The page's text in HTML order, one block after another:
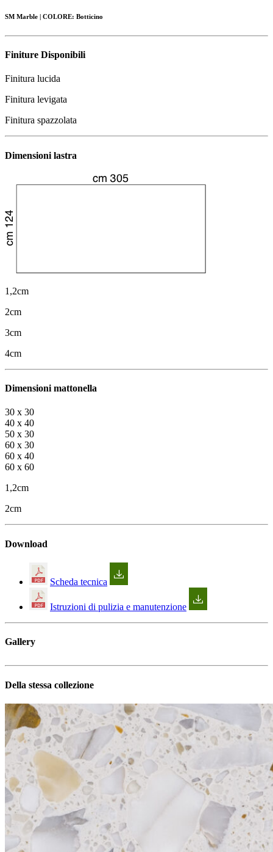
SM Marble | COLORE: Botticino
Finiture Disponibili
Finitura lucida
Finitura levigata
Finitura spazzolata
Dimensioni lastra
1,2cm
2cm
3cm
4cm
Dimensioni mattonella
30 x 30
40 x 40
50 x 30
60 x 30
60 x 40
60 x 60
1,2cm
2cm
Download
Scheda tecnica
Istruzioni di pulizia e manutenzione
Gallery
Della stessa collezione